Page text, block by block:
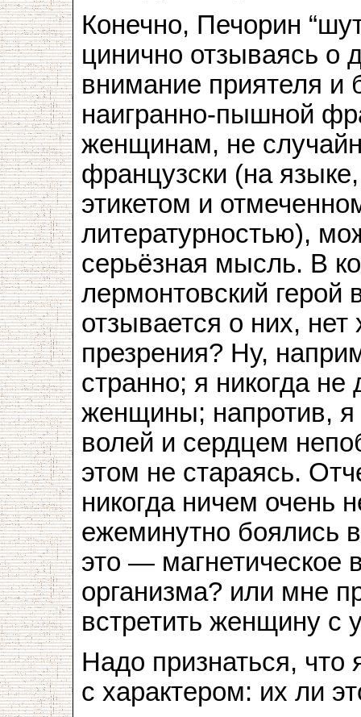
Конечно, Печорин
цинично отзываясь о
внимание приятеля и
наигранно-пышной
женщинам, не
французски (на
этикетом и
литературностью),
серьёзная мысль. В
лермонтовский
отзывается о них,
презрения? Ну,
странно; я никогда
женщины; напротив, я
волей и сердцем
этом не стараясь.
никогда ничем очень
ежеминутно боялись
это — магнетическое
организма? или мне
встретить женщину с
Надо признаться,
с характером: их ли